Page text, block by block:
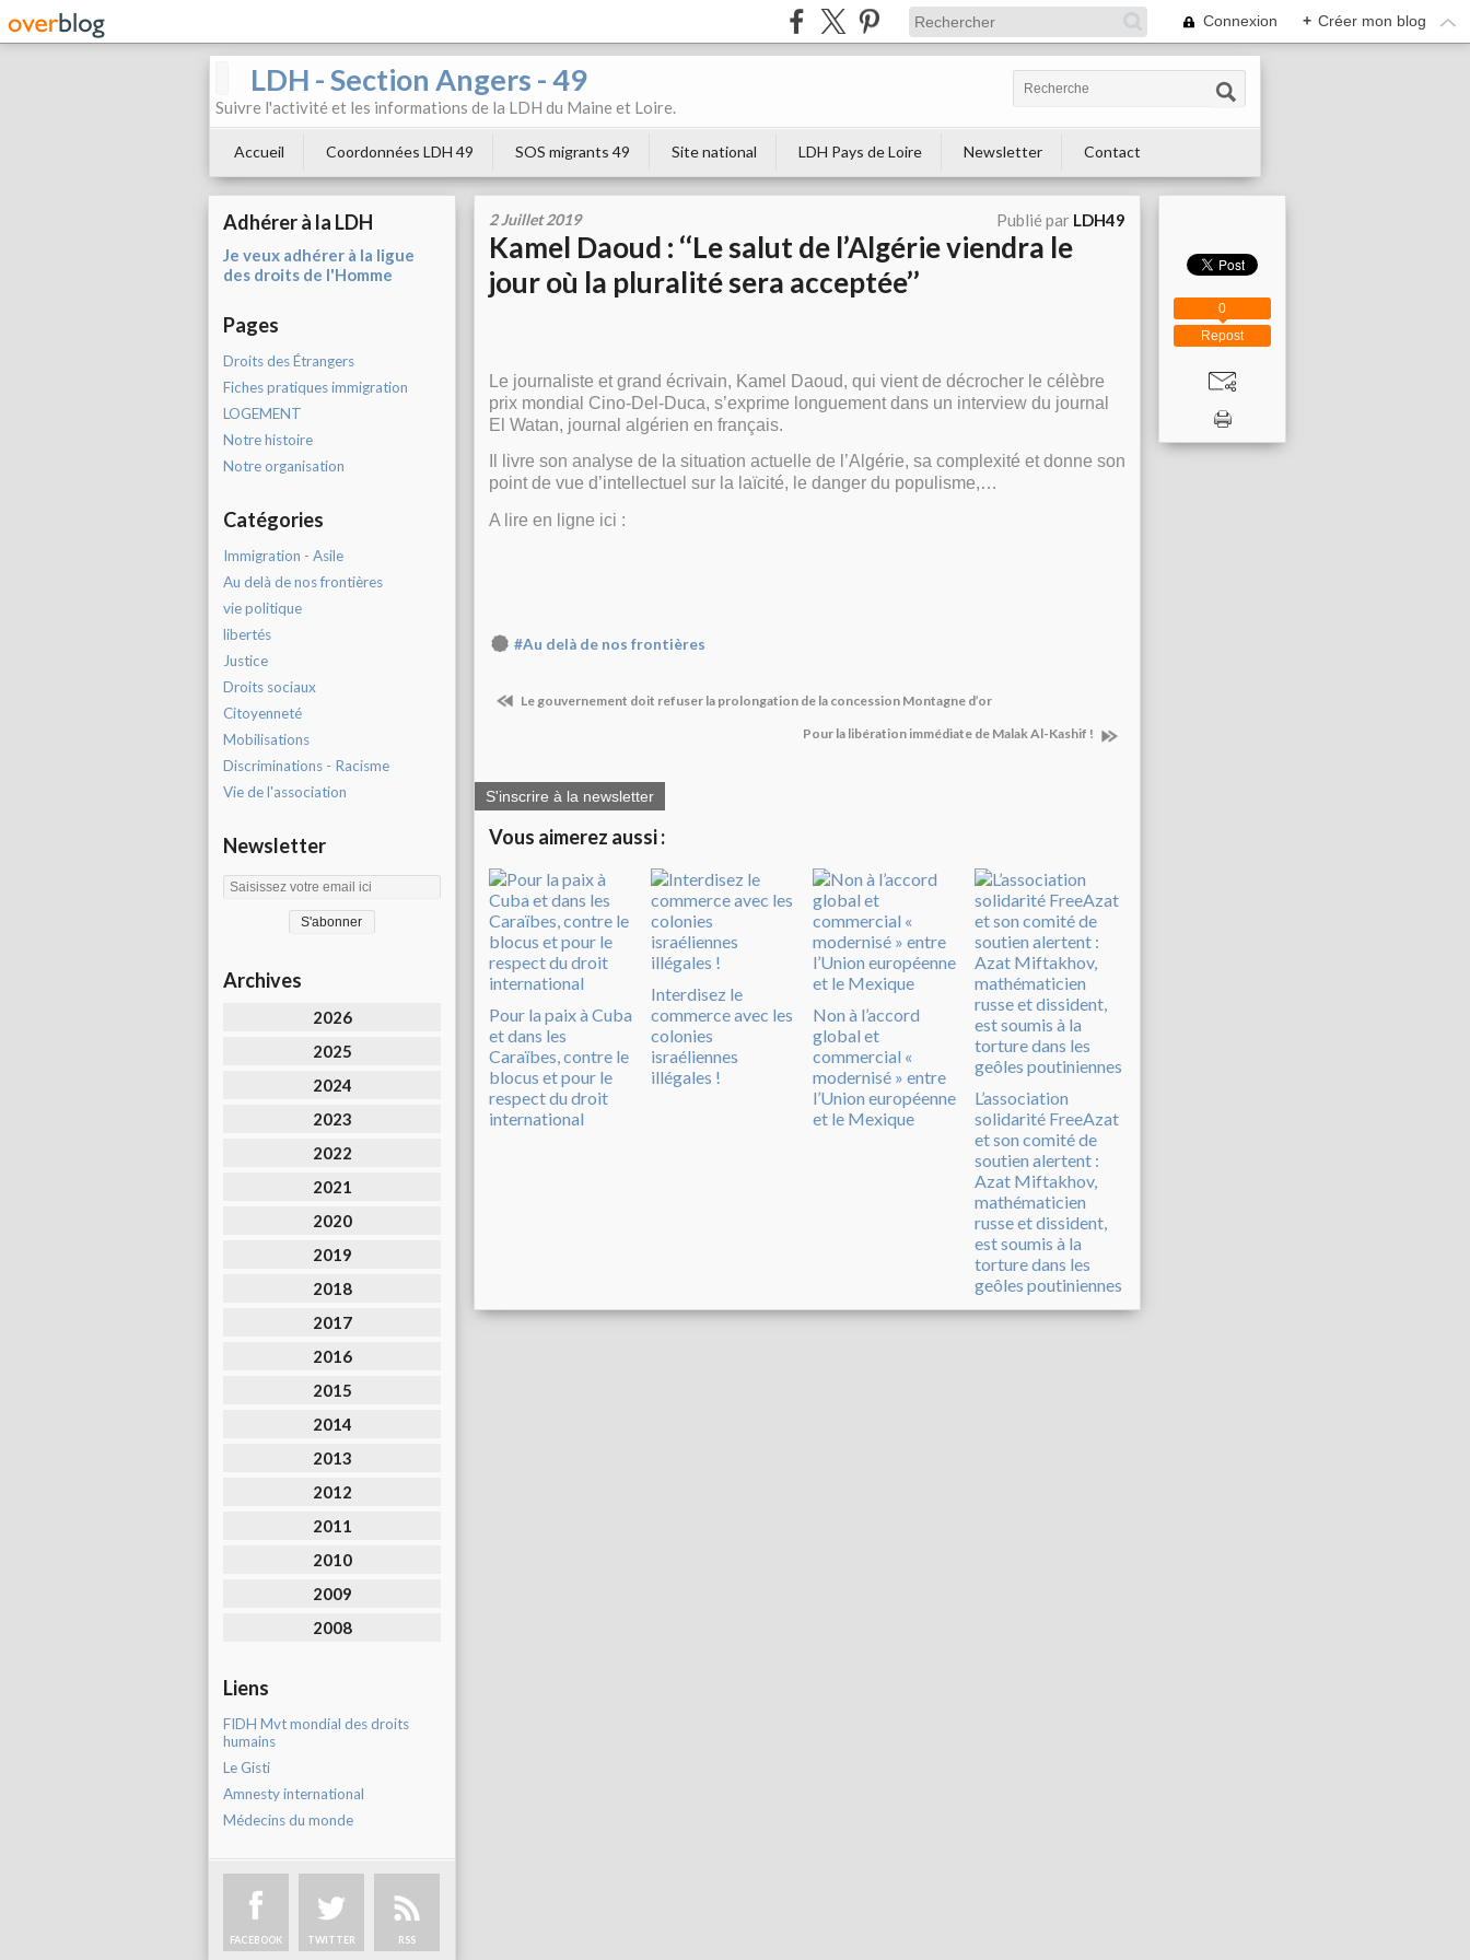
Connexion + Créer mon blog
LDH - Section Angers - 49
Suivre l'activité et les informations de la LDH du Maine et Loire.
Accueil Coordonnées LDH 49 SOS migrants 49 Site national LDH Pays de Loire Newsletter Contact
Adhérer à la LDH
Je veux adhérer à la ligue
des droits de l'Homme
Pages
Droits des Étrangers
Fiches pratiques immigration
LOGEMENT
Notre histoire
Notre organisation
Catégories
Immigration - Asile
Au delà de nos frontières
vie politique
libertés
Justice
Droits sociaux
Citoyenneté
Mobilisations
Discriminations - Racisme
Vie de l'association
Newsletter
Archives
2026
2025
2024
2023
2022
2021
2020
2019
2018
2017
2016
2015
2014
2013
2012
2011
2010
2009
2008
Liens
FIDH Mvt mondial des droits
humains
Le Gisti
Amnesty international
Médecins du monde
FACEBOOK TWITTER RSS
2 Juillet 2019 Publié par LDH49
Kamel Daoud : ‘‘Le salut de l’Algérie viendra le
jour où la pluralité sera acceptée’’
Le journaliste et grand écrivain, Kamel Daoud, qui vient de décrocher le célèbre
prix mondial Cino-Del-Duca, s’exprime longuement dans un interview du journal
El Watan, journal algérien en français.
Il livre son analyse de la situation actuelle de l’Algérie, sa complexité et donne son
point de vue d’intellectuel sur la laïcité, le danger du populisme,…
A lire en ligne ici :
#Au delà de nos frontières
Le gouvernement doit refuser la prolongation de la concession Montagne d’or
Pour la libération immédiate de Malak Al-Kashif !
S'inscrire à la newsletter
Vous aimerez aussi :
Pour la paix à Cuba
et dans les
Caraïbes, contre le
blocus et pour le
respect du droit
international
Interdisez le
commerce avec les
colonies
israéliennes
illégales !
Non à l’accord
global et
commercial «
modernisé » entre
l’Union européenne
et le Mexique
L’association
solidarité FreeAzat
et son comité de
soutien alertent :
Azat Miftakhov,
mathématicien
russe et dissident,
est soumis à la
torture dans les
geôles poutiniennes
Repost
0